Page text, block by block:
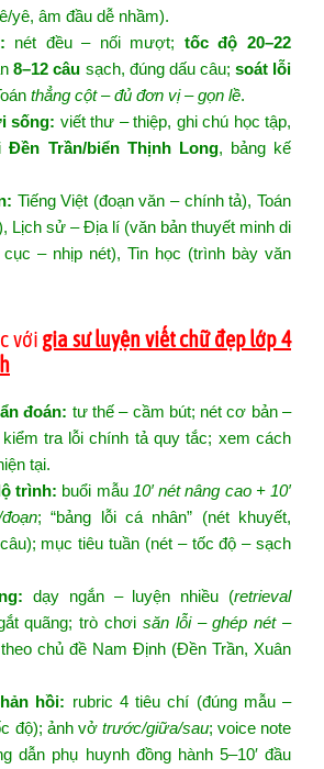
yê, âm đầu dễ nhầm).
nét đều – nối mượt; tốc độ 20–22
8–12 câu sạch, đúng dấu câu; soát lỗi
thẳng cột – đủ đơn vị – gọn lề.
sống: viết thư – thiệp, ghi chú học tập,
Đền Trần/biển Thịnh Long, bảng kế
Tiếng Việt (đoạn văn – chính tả), Toán
Lịch sử – Địa lí (văn bản thuyết minh di
– nhịp nét), Tin học (trình bày văn
với gia sư luyện viết chữ đẹp lớp 4
đoán: tư thế – cầm bút; nét cơ bản –
tra lỗi chính tả quy tắc; xem cách
tại.
trình: buổi mẫu 10′ nét nâng cao + 10′
; “bảng lỗi cá nhân” (nét khuyết,
mục tiêu tuần (nét – tốc độ – sạch
dạy ngắn – luyện nhiều (retrieval
quãng; trò chơi săn lỗi – ghép nét –
chủ đề Nam Định (Đền Trần, Xuân
hồi: rubric 4 tiêu chí (đúng mẫu –
độ); ảnh vở trước/giữa/sau; voice note
dẫn phụ huynh đồng hành 5–10′ đầu